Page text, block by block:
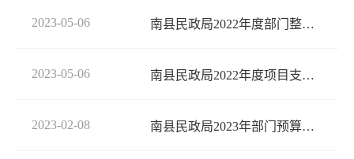
2023-05-06 南县民政局2022年度部门整体支出 绩效评价报告
2023-05-06 南县民政局2022年度项目支出绩效 评价报告
2023-02-08 南县民政局2023年部门预算公开